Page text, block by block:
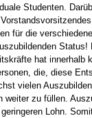
Studenten.
für die
hat innerhalb
die, diese
vielen
zu füllen.
Lohn.